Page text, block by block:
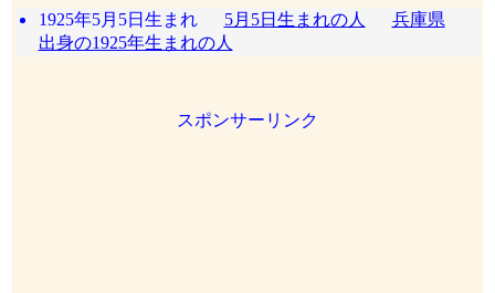
1925年5月5日生まれ 5月5日生まれの人
兵庫県
出身の1925年生まれの人
スポンサーリンク